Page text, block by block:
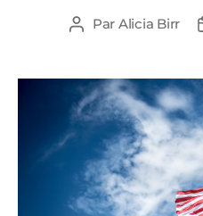
Auteur
Par Alicia Birr